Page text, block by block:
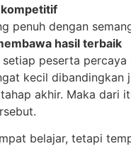
penuh dengan
hasil terbaik
peserta
kecil
akhir. Maka dari
belajar, tetapi